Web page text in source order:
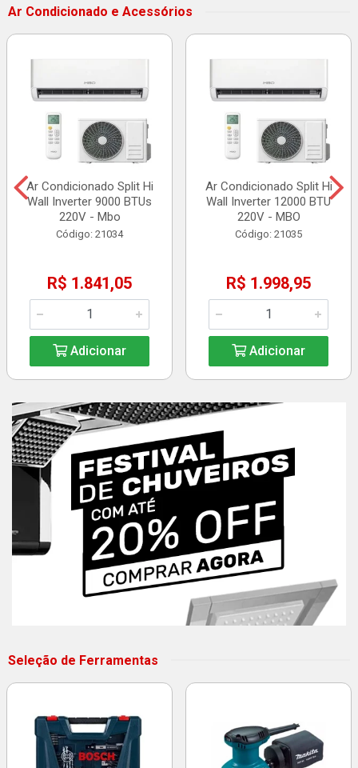
Ar Condicionado e Acessórios
Ar Condicionado Split Hi
Wall Inverter 9000 BTUs
220V - Mbo
Código: 21034
R$ 1.841,05
Adicionar
Ar Condicionado Split Hi
Wall Inverter 12000 BTU
220V - MBO
Código: 21035
R$ 1.998,95
Adicionar
Seleção de Ferramentas